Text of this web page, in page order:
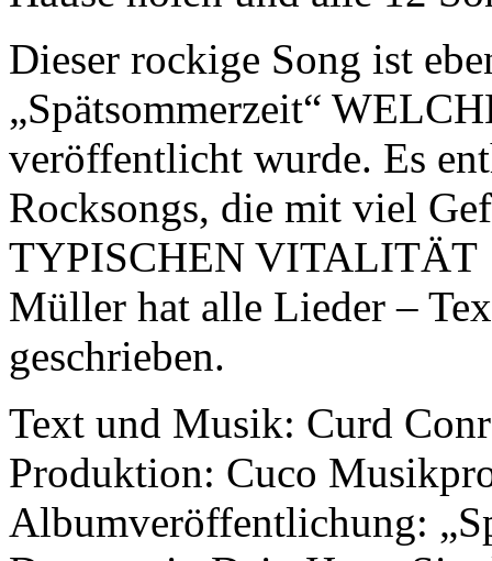
Dieser rockige Song ist
„Spätsommerzeit“
veröffentlicht wurde. Es
Rocksongs, die mit viel
TYPISCHEN VITALITÄT
Müller hat alle Lieder –
geschrieben.
Text und Musik: Curd
Produktion: Cuco
Albumveröffentlichung: